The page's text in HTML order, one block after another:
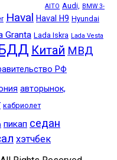
AITO Audi,
BMW 3-
Haval Haval H9 Hyundai
Granta Lada Iskra Lada Vesta
Китай МВД
РФ
авторынок,
кабриолет
пикап седан
хэтчбек